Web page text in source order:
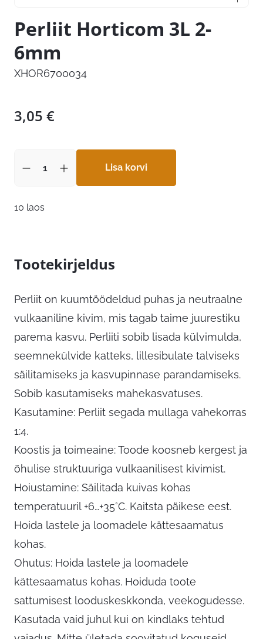
Perliit Horticom 3L 2-
6mm
XHOR6700034
3,05 €
Lisa korvi
10 laos
Tootekirjeldus
Perliit on kuumtöödeldud puhas ja neutraalne
vulkaaniline kivim, mis tagab taime juurestiku
parema kasvu. Perliiti sobib lisada külvimulda,
seemnekülvide katteks, lillesibulate talviseks
säilitamiseks ja kasvupinnase parandamiseks.
Sobib kasutamiseks mahekasvatuses.
Kasutamine: Perliit segada mullaga vahekorras
1:4.
Koostis ja toimeaine: Toode koosneb kergest ja
õhulise struktuuriga vulkaanilisest kivimist.
Hoiustamine: Säilitada kuivas kohas
temperatuuril +6…+35°C. Kaitsta päikese eest.
Hoida lastele ja loomadele kättesaamatus
kohas.
Ohutus: Hoida lastele ja loomadele
kättesaamatus kohas. Hoiduda toote
sattumisest looduskeskkonda, veekogudesse.
Kasutada vaid juhul kui on kindlaks tehtud